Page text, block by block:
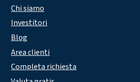
Chi siamo
Investitori
Blog
Area clienti
Completa richiesta